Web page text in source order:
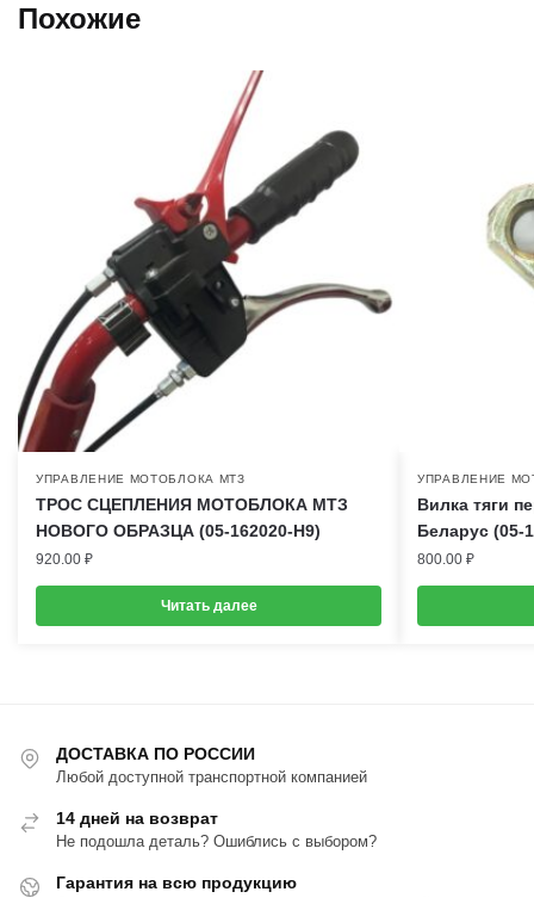
Похожие
УПРАВЛЕНИЕ МОТОБЛОКА МТЗ
ТРОС СЦЕПЛЕНИЯ МОТОБЛОКА МТЗ
НОВОГО ОБРАЗЦА (05-162020-H9)
920.00 ₽
Читать далее
УПРАВЛЕНИЕ
Вилка тяги
Беларус (05-
800.00 ₽
ДОСТАВКА ПО РОССИИ
Любой доступной транспортной компанией
14 дней на возврат
Не подошла деталь? Ошиблись с выбором?
Гарантия на всю продукцию